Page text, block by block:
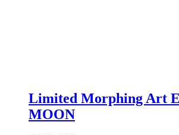
Morphing
Art
Edition
Limited Morphing Art
MOON